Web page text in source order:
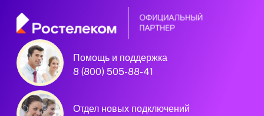
Помощь и поддержка
8 (800) 505-88-41
Отдел новых подключений
Официальный
партнер Ростелеком